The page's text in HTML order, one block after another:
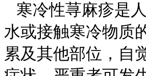
寒冷性荨麻疹是
水或接触寒冷物质
累及其他部位，自